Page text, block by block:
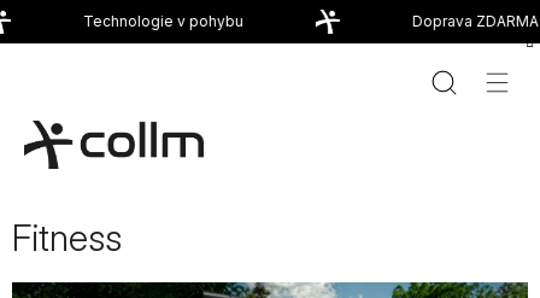
Přejít
na
Technologie v pohybu Doprava ZDARMA
Fitness